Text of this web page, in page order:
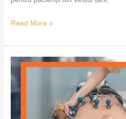
Read More »
Investigații
gratuite
pentru